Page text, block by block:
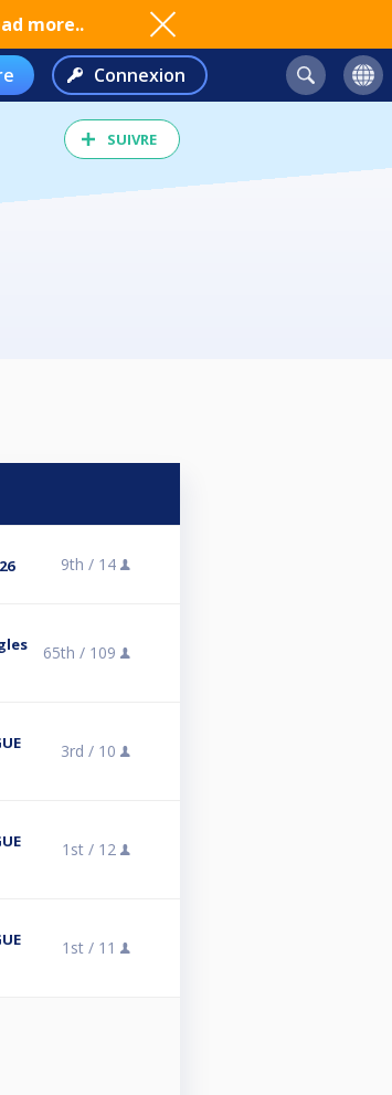
more..
Connexion
SUIVRE
9th / 14
65th / 109
3rd / 10
1st / 12
1st / 11